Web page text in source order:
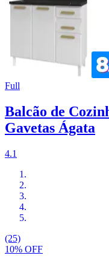
Full
Balcão de
Gavetas Ágata
4.1
(25)
10% OFF